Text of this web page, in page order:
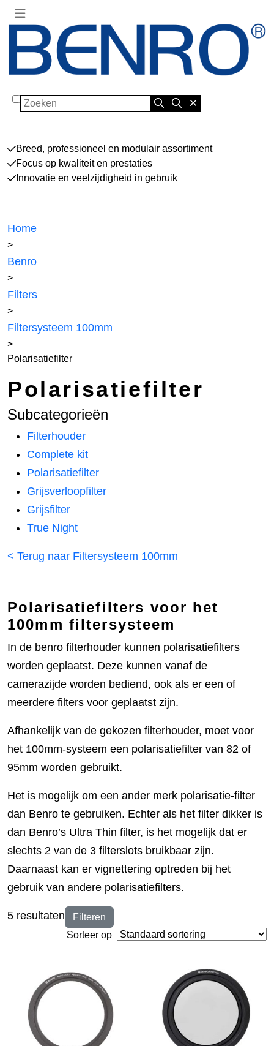
Zoeken
Breed, professioneel en modulair assortiment
Focus op kwaliteit en prestaties
Innovatie en veelzijdigheid in gebruik
Home
>
Benro
>
Filters
>
Filtersysteem 100mm
>
Polarisatiefilter
Polarisatiefilter
Subcategorieën
Filterhouder
Complete kit
Polarisatiefilter
Grijsverloopfilter
Grijsfilter
True Night
< Terug naar Filtersysteem 100mm
Polarisatiefilters voor het
100mm filtersysteem
In de benro filterhouder kunnen polarisatiefilters
worden geplaatst. Deze kunnen vanaf de
camerazijde worden bediend, ook als er een of
meerdere filters voor geplaatst zijn.
Afhankelijk van de gekozen filterhouder, moet voor
het 100mm-systeem een polarisatiefilter van 82 of
95mm worden gebruikt.
Het is mogelijk om een ander merk polarisatie-filter
dan Benro te gebruiken. Echter als het filter dikker is
dan Benro’s Ultra Thin filter, is het mogelijk dat er
slechts 2 van de 3 filterslots bruikbaar zijn.
Daarnaast kan er vignettering optreden bij het
gebruik van andere polarisatiefilters.
Filteren
5 resultaten
Sorteer op